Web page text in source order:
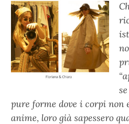
pure forme dove i corpi non
anime, loro già sapessero